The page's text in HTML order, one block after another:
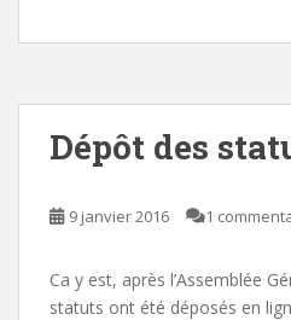
Dépôt des
9 janvier 2016 1
Ca y est, après l’Assemblée
statuts ont été déposés en